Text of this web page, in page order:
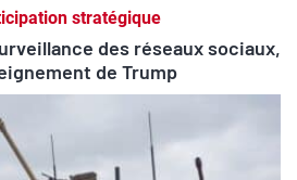
stratégique
des réseaux sociaux,
de Trump